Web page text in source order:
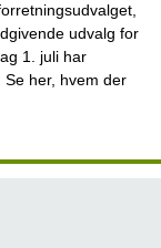
udvalg for
1. juli har
her, hvem der